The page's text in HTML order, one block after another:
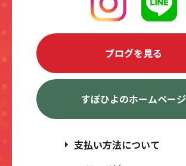
ブログを見る
すぽひよのホームページ
支払い方法について